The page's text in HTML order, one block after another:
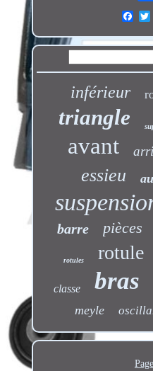
inférieur
triangle
avant
essieu
barre pièces
rotules rotule
classe bras
meyle